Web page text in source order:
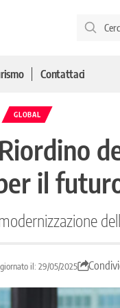
Contattaci
GLOBAL
il
il: 29/05/2025